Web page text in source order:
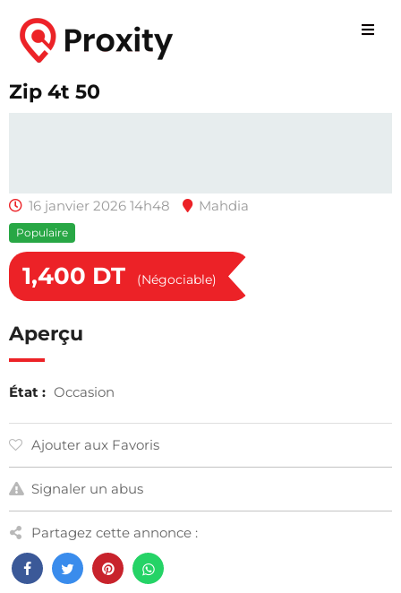
Zip 4t 50
16 janvier 2026 14h48 Mahdia
Populaire
1,400 DT (Négociable)
Aperçu
État : Occasion
Ajouter aux Favoris
Signaler un abus
Partagez cette annonce :